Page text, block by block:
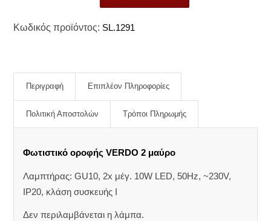
Κωδικός προϊόντος: SL.1291
Περιγραφή Επιπλέον Πληροφορίες
Πολιτική Αποστολών Τρόποι Πληρωμής
Φωτιστικό οροφής VERDO 2 μαύρο
Λαμπτήρας: GU10, 2x μέγ. 10W LED, 50Hz, ~230V,
IP20, κλάση συσκευής I
Δεν περιλαμβάνεται η λάμπα.